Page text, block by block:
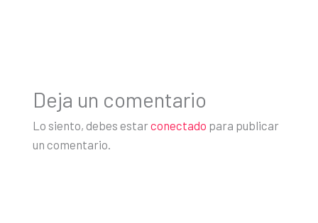
Deja un comentario
Lo siento, debes estarconectado para publicar
un comentario.